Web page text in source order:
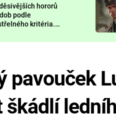
hororů
podle
kritéria.
tep?
pavouček
škádlí